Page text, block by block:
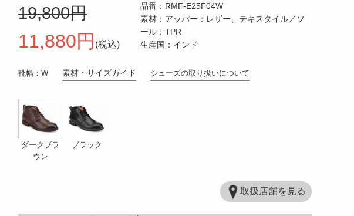
19,800円
11,880円 (税込)
品番：RMF-E25F04W
素材：アッパー：レザー、テキスタイル／ソ
ール：TPR
生産国：インド
靴幅：W 素材・サイズガイド シューズの取り扱いについて
ダークブラ
ウン
ブラック
取扱店舗を見る